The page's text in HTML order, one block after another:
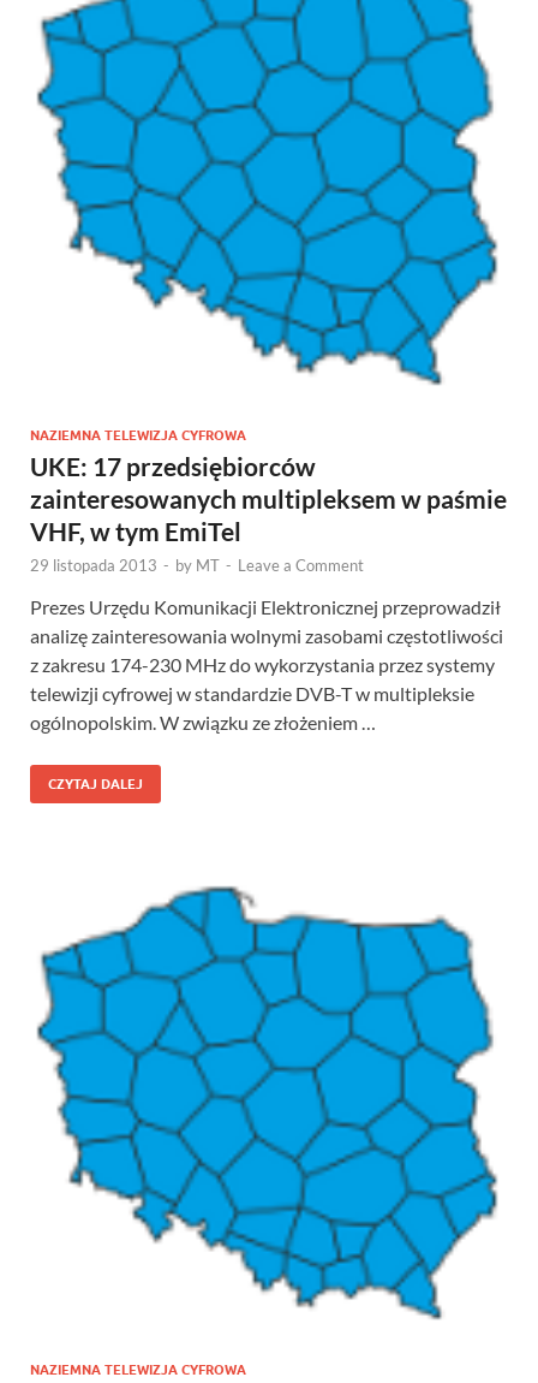
NAZIEMNA TELEWIZJA CYFROWA
UKE: 17 przedsiębiorców
zainteresowanych multipleksem w paśmie
VHF, w tym EmiTel
29 listopada 2013 - by MT - Leave a Comment
Prezes Urzędu Komunikacji Elektronicznej przeprowadził
analizę zainteresowania wolnymi zasobami częstotliwości
z zakresu 174-230 MHz do wykorzystania przez systemy
telewizji cyfrowej w standardzie DVB-T w multipleksie
ogólnopolskim. W związku ze złożeniem …
CZYTAJ DALEJ
NAZIEMNA TELEWIZJA CYFROWA